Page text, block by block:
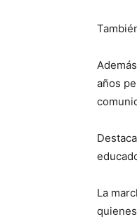
años
La